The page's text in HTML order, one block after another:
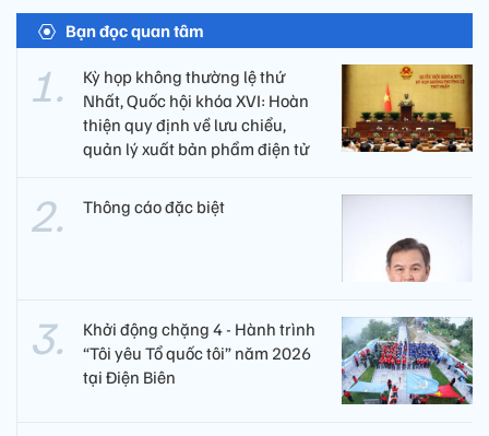
Bạn đọc quan tâm
Kỳ họp không thường lệ thứ
Nhất, Quốc hội khóa XVI: Hoàn
thiện quy định về lưu chiểu,
quản lý xuất bản phẩm điện tử
Thông cáo đặc biệt
Khởi động chặng 4 - Hành trình
“Tôi yêu Tổ quốc tôi” năm 2026
tại Điện Biên